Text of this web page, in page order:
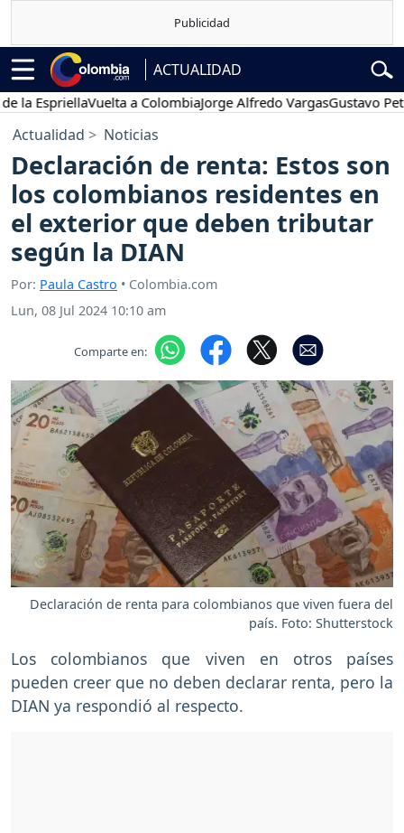
ACTUALIDAD
Vuelta a ColombiaJorge Alfredo VargasGustavo Petro
Actualidad Noticias
Declaración de renta: Estos son
los colombianos residentes en
el exterior que deben tributar
según la DIAN
Por: Paula Castro • Colombia.com
Lun, 08 Jul 2024 10:10 am
Comparte en:
Declaración de renta para colombianos que viven fuera del
país. Foto: Shutterstock
Los colombianos que viven en otros países
pueden creer que no deben declarar renta, pero la
DIAN ya respondió al respecto.